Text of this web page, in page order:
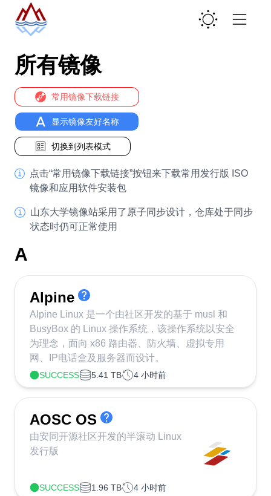
所有镜像
常用镜像下载链接
显示镜像友好名称
切换到列表模式
点击“常用镜像下载链接”按钮来下载常用发行版 ISO
镜像和应用软件安装包
山东大学镜像站采用了原子同步设计，仓库处于同步
状态时仍可正常使用
A
Alpine
Alpine Linux 是一个由社区开发的基于 musl 和
BusyBox 的 Linux 操作系统，该操作系统以安全
为理念，面向 x86 路由器、防火墙、虚拟专用
网、IP电话盒及服务器而设计。
SUCCESS 5.41 TB 4 小时前
AOSC OS
由安同开源社区开发的半滚动 Linux
发行版
SUCCESS 1.96 TB 4 小时前